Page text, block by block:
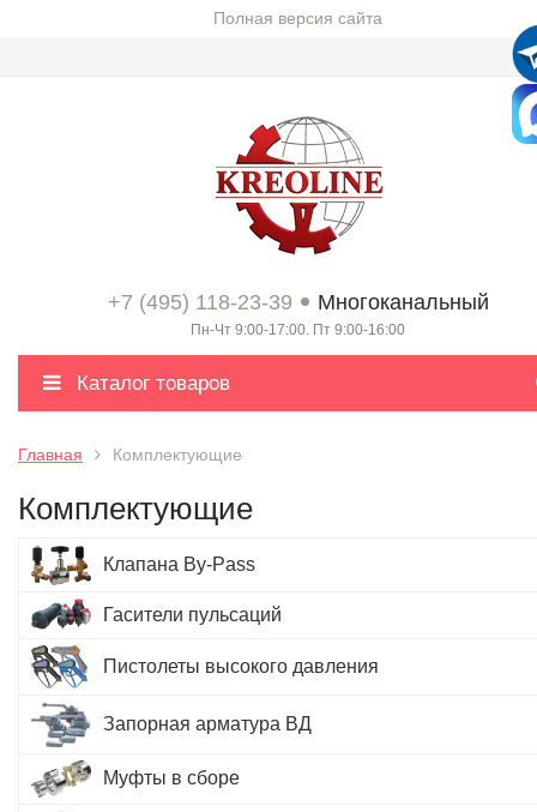
Полная версия сайта
+7 (495) 118-23-39 Многоканальный
Пн-Чт 9:00-17:00. Пт 9:00-16:00
Каталог товаров
Главная Комплектующие
Комплектующие
Клапана By-Pass
Гасители пульсаций
Пистолеты высокого давления
Запорная арматура ВД
Муфты в сборе